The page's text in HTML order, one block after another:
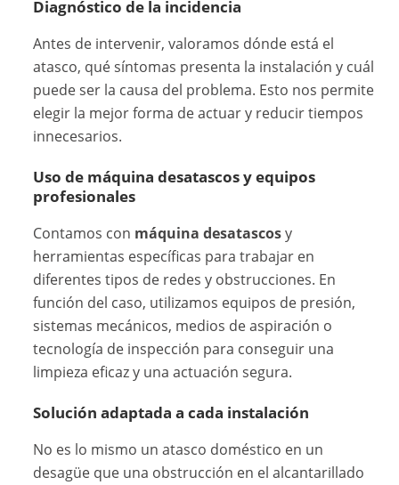
Diagnóstico de la incidencia
Antes de intervenir, valoramos dónde está el
atasco, qué síntomas presenta la instalación y cuál
puede ser la causa del problema. Esto nos permite
elegir la mejor forma de actuar y reducir tiempos
innecesarios.
Uso de máquina desatascos y equipos
profesionales
Contamos con máquina desatascosy
herramientas específicas para trabajar en
diferentes tipos de redes y obstrucciones. En
función del caso, utilizamos equipos de presión,
sistemas mecánicos, medios de aspiración o
tecnología de inspección para conseguir una
limpieza eficaz y una actuación segura.
Solución adaptada a cada instalación
No es lo mismo un atasco doméstico en un
desagüe que una obstrucción en el alcantarillado